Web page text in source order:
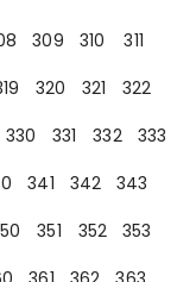
309 310
311
320 321
322
330 331 332
333
341 342
343
351 352
353